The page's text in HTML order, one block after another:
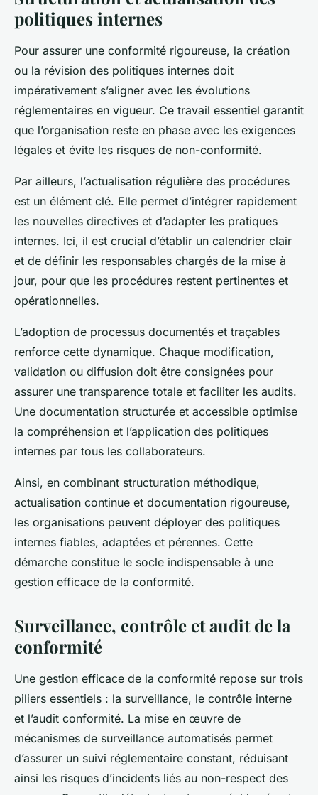
politiques internes
Pour assurer une conformité rigoureuse, la création
ou la révision des politiques internes doit
impérativement s’aligner avec les évolutions
réglementaires en vigueur. Ce travail essentiel garantit
que l’organisation reste en phase avec les exigences
légales et évite les risques de non-conformité.
Par ailleurs, l’actualisation régulière des procédures
est un élément clé. Elle permet d’intégrer rapidement
les nouvelles directives et d’adapter les pratiques
internes. Ici, il est crucial d’établir un calendrier clair
et de définir les responsables chargés de la mise à
jour, pour que les procédures restent pertinentes et
opérationnelles.
L’adoption de processus documentés et traçables
renforce cette dynamique. Chaque modification,
validation ou diffusion doit être consignées pour
assurer une transparence totale et faciliter les audits.
Une documentation structurée et accessible optimise
la compréhension et l’application des politiques
internes par tous les collaborateurs.
Ainsi, en combinant structuration méthodique,
actualisation continue et documentation rigoureuse,
les organisations peuvent déployer des politiques
internes fiables, adaptées et pérennes. Cette
démarche constitue le socle indispensable à une
gestion efficace de la conformité.
Surveillance, contrôle et audit de la
conformité
Une gestion efficace de la conformité repose sur trois
piliers essentiels : la surveillance, le contrôle interne
et l’audit conformité. La mise en œuvre de
mécanismes de surveillance automatisés permet
d’assurer un suivi réglementaire constant, réduisant
ainsi les risques d’incidents liés au non-respect des